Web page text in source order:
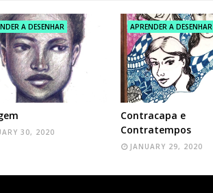
A DESENHAR
30, 2020
APRENDER A DESENHAR
Contracapa e
Contratempos
JANUARY 29, 2020